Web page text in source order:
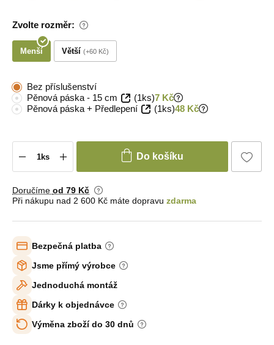
Zvolte rozměr:
Menší Větší +60 Kč
Bez příslušenství
Pěnová páska - 15 cm
(1ks)7 Kč
Pěnová páska + Předlepení
(1ks)48 Kč
Do košíku
Doručíme od 79 Kč
Při nákupu nad 2 600 Kč máte dopravu zdarma
Bezpečná platba
Jsme přímý výrobce
Jednoduchá montáž
Dárky k objednávce
Výměna zboží do 30 dnů